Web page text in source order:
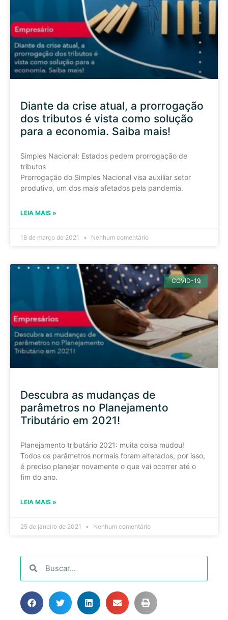
Diante da crise atual, a prorrogação
dos tributos é vista como solução
para a economia. Saiba mais!
Simples Nacional: Estados pedem prorrogação de
tributos
Prorrogação do Simples Nacional visa auxiliar setor
produtivo, um dos mais afetados pela pandemia.
LEIA MAIS »
18 de março de 2021 Nenhum comentário
COVID-19
Descubra as mudanças de
parâmetros no Planejamento
Tributário em 2021!
Planejamento tributário 2021: muita coisa mudou!
Todos os parâmetros normais foram alterados, por isso,
é preciso planejar novamente o que vai ocorrer até o
fim do ano.
LEIA MAIS »
25 de janeiro de 2021 Nenhum comentário